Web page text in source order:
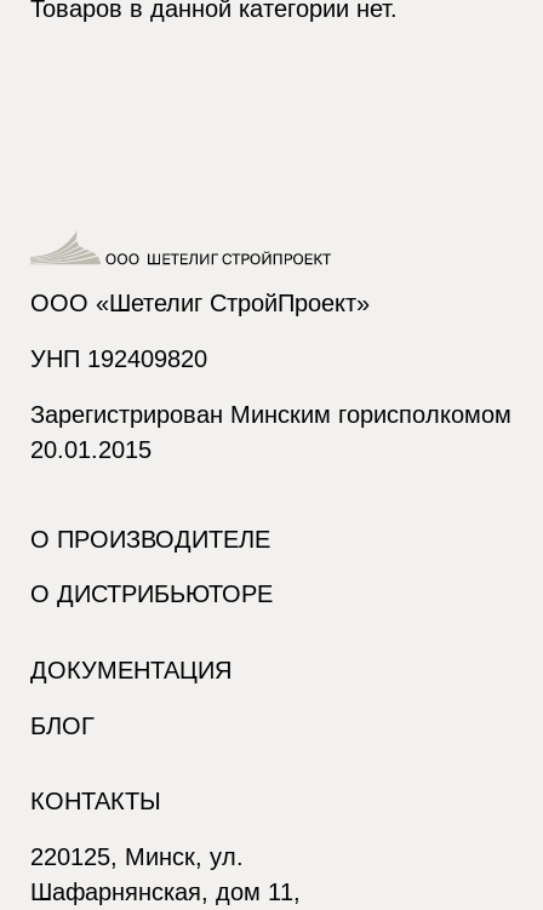
Товаров в данной категории нет.
ООО «Шетелиг СтройПроект»
УНП 192409820
Зарегистрирован Минским горисполкомом
20.01.2015
О ПРОИЗВОДИТЕЛЕ
О ДИСТРИБЬЮТОРЕ
ДОКУМЕНТАЦИЯ
БЛОГ
КОНТАКТЫ
220125, Минск, ул.
Шафарнянская, дом 11,